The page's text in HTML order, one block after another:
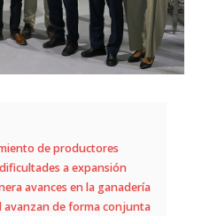
de productores
a expansión
avances en la ganadería
avanzan de forma conjunta